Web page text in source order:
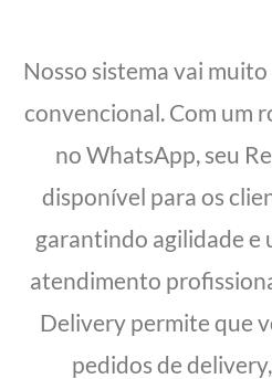
Nosso sistema vai
convencional. Com um
no WhatsApp, seu
disponível para os
garantindo agilidade e
atendimento
Delivery permite que
pedidos de